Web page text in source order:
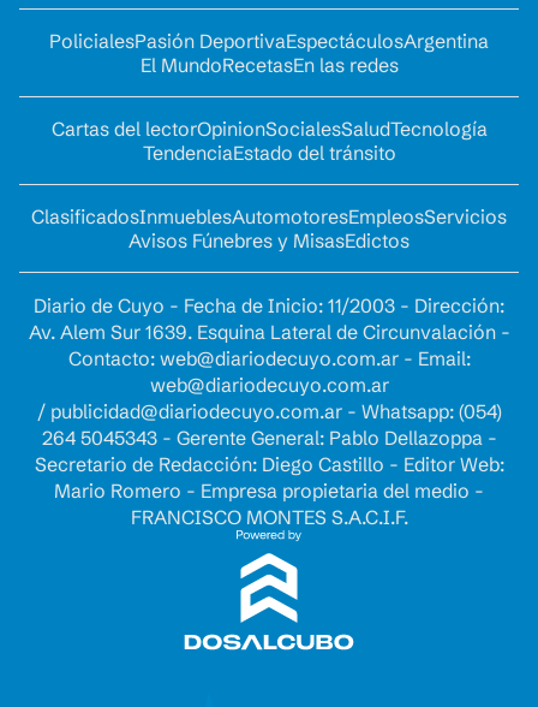
PolicialesPasión DeportivaEspectáculosArgentina
El MundoRecetasEn las redes
Cartas del lectorOpinionSocialesSaludTecnología
TendenciaEstado del tránsito
ClasificadosInmueblesAutomotoresEmpleosServicios
Avisos Fúnebres y MisasEdictos
Diario de Cuyo - Fecha de Inicio: 11/2003 - Dirección:
Av. Alem Sur 1639. Esquina Lateral de Circunvalación -
Contacto: web@diariodecuyo.com.ar- Email:
web@diariodecuyo.com.ar
/ publicidad@diariodecuyo.com.ar- Whatsapp: (054)
264 5045343 - Gerente General: Pablo Dellazoppa -
Secretario de Redacción: Diego Castillo - Editor Web:
Mario Romero - Empresa propietaria del medio -
FRANCISCO MONTES S.A.C.I.F.